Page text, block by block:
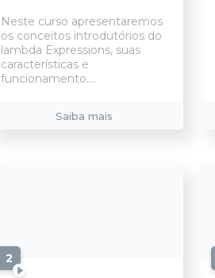
Neste curso apresentaremos
os conceitos introdutórios do
lambda Expressions, suas
características e
funcionamento....
Saiba mais
2